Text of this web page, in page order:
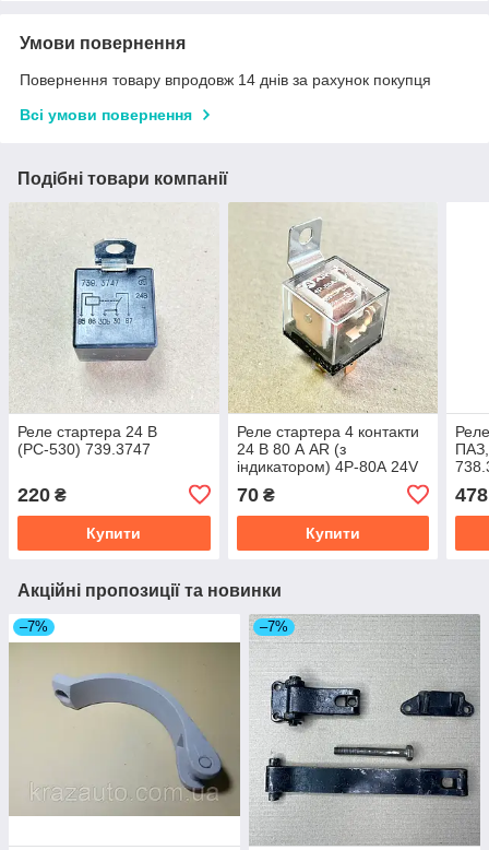
Умови повернення
Повернення товару впродовж 14 днів за рахунок покупця
Всі умови повернення
Подібні товари компанії
Реле стартера 24 В
(РС-530) 739.3747
220 ₴
Купити
Реле стартера 4 контакти
24 В 80 А AR (з
індикатором) 4P-80А 24V
70₴
Купити
478
Акційні пропозиції та новинки
–7% –7%